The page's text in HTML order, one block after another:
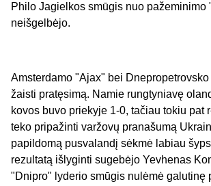
Philo Jagielkos smūgis nuo pažeminimo
neišgelbėjo.
Amsterdamo "Ajax" bei
žaisti pratęsimą. Namie rungtyniavę
kovos buvo priekyje 1-0, tačiau tokiu pat
teko pripažinti varžovų pranašumą
papildomą pusvalandį sėkmė labiau
rezultatą išlyginti sugebėjo Yevhenas
"Dnipro" lyderio smūgis nulėmė galutinę